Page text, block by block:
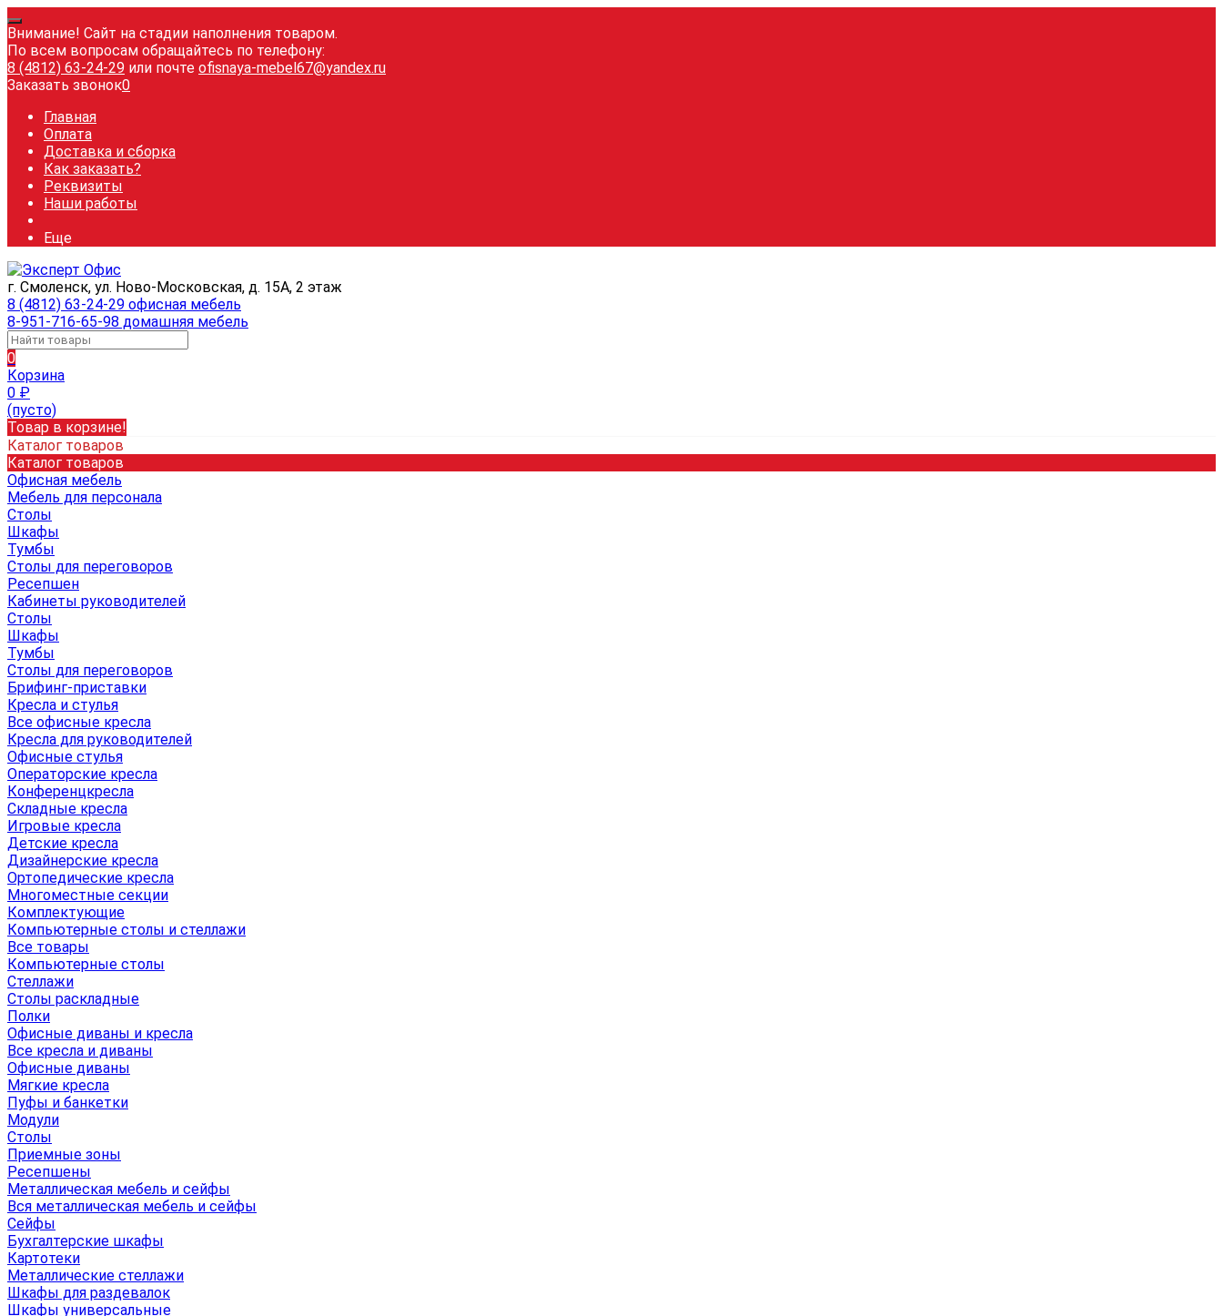
Внимание! Сайт на стадии наполнения товаром.
По всем вопросам обращайтесь по телефону:
8 (4812) 63-24-29 или почте ofisnaya-mebel67@yandex.ru
Заказать звонок0
Главная
Оплата
Доставка и сборка
Как заказать?
Реквизиты
Наши работы
Еще
г. Смоленск, ул. Ново-Московская, д. 15А, 2 этаж
8 (4812) 63-24-29 офисная мебель
8-951-716-65-98 домашняя мебель
0
Корзина
0 ₽
(пусто)
Товар в корзине!
Каталог товаров
Каталог товаров
Офисная мебель
Мебель для персонала
Столы
Шкафы
Тумбы
Столы для переговоров
Ресепшен
Кабинеты руководителей
Столы
Шкафы
Тумбы
Столы для переговоров
Брифинг-приставки
Кресла и стулья
Все офисные кресла
Кресла для руководителей
Офисные стулья
Операторские кресла
Конференцкресла
Складные кресла
Игровые кресла
Детские кресла
Дизайнерские кресла
Ортопедические кресла
Многоместные секции
Комплектующие
Компьютерные столы и стеллажи
Все товары
Компьютерные столы
Стеллажи
Столы раскладные
Полки
Офисные диваны и кресла
Все кресла и диваны
Офисные диваны
Мягкие кресла
Пуфы и банкетки
Модули
Столы
Приемные зоны
Ресепшены
Металлическая мебель и сейфы
Вся металлическая мебель и сейфы
Сейфы
Бухгалтерские шкафы
Картотеки
Металлические стеллажи
Шкафы для раздевалок
Шкафы универсальные